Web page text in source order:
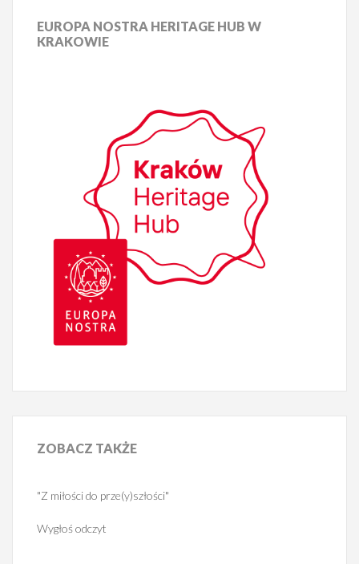
EUROPA NOSTRA HERITAGE HUB W
KRAKOWIE
ZOBACZ TAKŻE
"Z miłości do prze(y)szłości"
Wygłoś odczyt